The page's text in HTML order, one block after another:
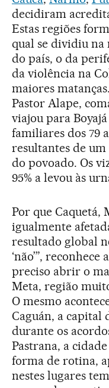
decidiram
Estas regiões
qual se dividiu na
do país, o da
da violência na
maiores
Pastor Alape,
viajou para
familiares dos 79
resultantes de
do povoado. Os
95% a levou às
Por que Caquetá,
igualmente
resultado global
‘não’”, reconhece
preciso abrir o
Meta, região
O mesmo
Caguán, a capital
durante os
Pastrana, a
forma de rotina,
nestes lugares